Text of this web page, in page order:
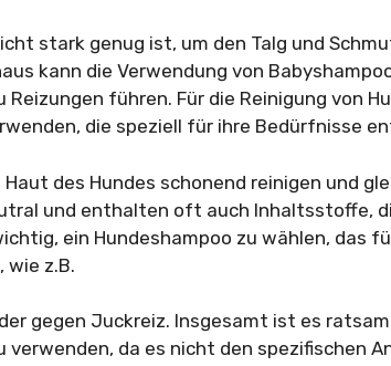
stark genug ist, um den Talg und
kann die Verwendung von
führen. Für die Reinigung von
die speziell für ihre Bedürfnisse
des Hundes schonend reinigen und
und enthalten oft auch Inhaltsstoffe,
ein Hundeshampoo zu wählen, das
wie z.B.
gegen Juckreiz. Insgesamt ist es
verwenden, da es nicht den spezifischen